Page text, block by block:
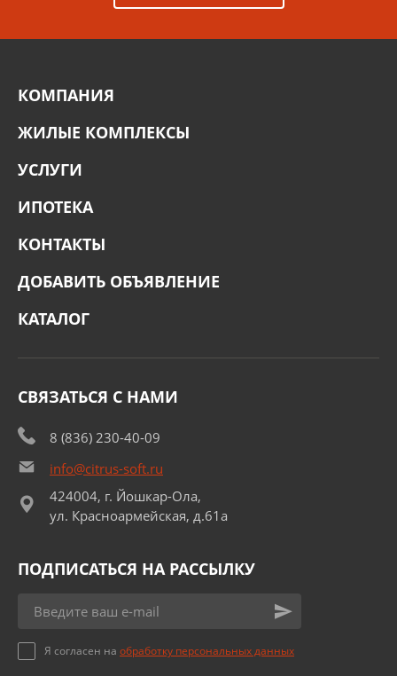
КОМПАНИЯ
ЖИЛЫЕ КОМПЛЕКСЫ
УСЛУГИ
ИПОТЕКА
КОНТАКТЫ
ДОБАВИТЬ ОБЪЯВЛЕНИЕ
КАТАЛОГ
СВЯЗАТЬСЯ С НАМИ
8 (836) 230-40-09
info@citrus-soft.ru
424004, г. Йошкар-Ола,
ул. Красноармейская, д.61а
ПОДПИСАТЬСЯ НА РАССЫЛКУ
Я согласен на обработку персональных данных